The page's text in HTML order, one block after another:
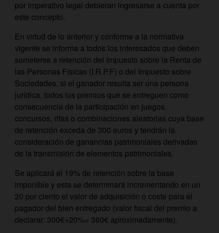
por imperativo legal debieran ingresarse a cuenta por
este concepto.
En virtud de lo anterior y conforme a la normativa
vigente se informa a todos los interesados que deben
someterse a retención del Impuesto sobre la Renta de
las Personas Físicas (I.R.P.F) o del Impuesto sobre
Sociedades, si el ganador resulta ser una persona
jurídica, todos los premios que se entreguen como
consecuencia de la participación en juegos,
concursos, rifas o combinaciones aleatorias cuya base
de retención exceda de 300 euros y tendrán la
consideración de ganancias patrimoniales derivadas
de la transmisión de elementos patrimoniales.
Se aplicará el 19% de retención sobre la base
imponible y esta se determinará incrementando en un
20 por ciento el valor de adquisición o coste para el
pagador del bien entregado (valor fiscal del premio a
declarar: 300€+20%= 360€ aproximadamente).